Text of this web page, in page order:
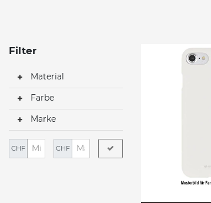
Filter
Material
Farbe
Marke
CHF CHF